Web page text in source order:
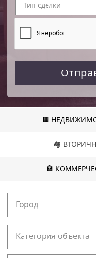
Тип сделки
🏢
🏘️
🏣
Город
Категория объекта